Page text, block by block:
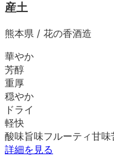
産土
熊本県 / 花の香酒造
華やか
芳醇
重厚
穏やか
ドライ
軽快
酸味旨味フルーティ甘味
詳細を見る